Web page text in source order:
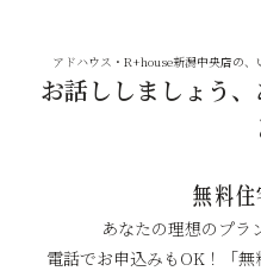
アドハウス・R+house新潟中央店の、
お話ししましょう
無料
あなたの理想のプラ
電話でお申込みもOK！「